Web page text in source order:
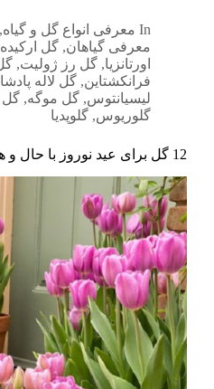
In معرفی انواع گل و گیاه,
معرفی گیاهان, گل
اورتانزیا, گل رز ژولیت,
فرانکشتاین, گل لاله
لیسیانتوس, گل موگه, گل
گلوریوس, گلوپدیا
12 گل برای عید نوروز با حال و هوای بهاری